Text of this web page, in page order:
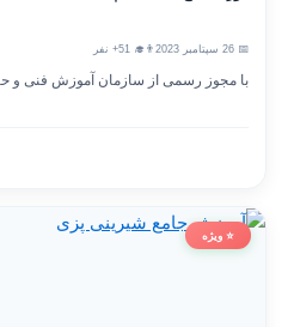
👨‍🎓 51+ نفر
با مجوز رسمی از سازمان آموزش فنی و
⭐ ویژه